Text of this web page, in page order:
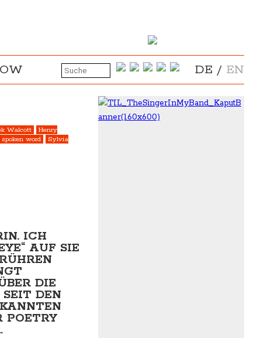
DE / EN
Walcott
Henry
spoken word
Sylvia
ICH
AUF SIE
DIE
DEN
POETRY